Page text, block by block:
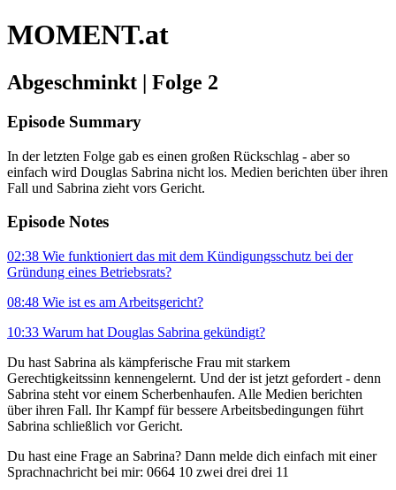
MOMENT.at
Abgeschminkt | Folge 2
Episode Summary
In der letzten Folge gab es einen großen Rückschlag - aber so
einfach wird Douglas Sabrina nicht los. Medien berichten über ihren
Fall und Sabrina zieht vors Gericht.
Episode Notes
02:38 Wie funktioniert das mit dem Kündigungsschutz bei der
Gründung eines Betriebsrats?
08:48 Wie ist es am Arbeitsgericht?
10:33 Warum hat Douglas Sabrina gekündigt?
Du hast Sabrina als kämpferische Frau mit starkem
Gerechtigkeitssinn kennengelernt. Und der ist jetzt gefordert - denn
Sabrina steht vor einem Scherbenhaufen. Alle Medien berichten
über ihren Fall. Ihr Kampf für bessere Arbeitsbedingungen führt
Sabrina schließlich vor Gericht.
Du hast eine Frage an Sabrina? Dann melde dich einfach mit einer
Sprachnachricht bei mir: 0664 10 zwei drei drei 11